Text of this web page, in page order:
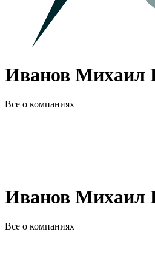
Иванов Михаил
Все о компаниях
Иванов Михаил
Все о компаниях